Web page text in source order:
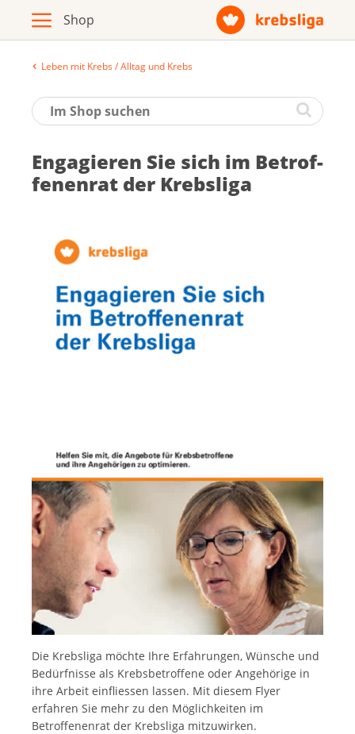
Archiv
Broschüren / Infomaterial
Produkte
Deutsch
Français
Leben mit Krebs / Alltag und Krebs
En­ga­gie­ren Sie sich im Be­trof­
fe­nen­rat der Krebs­li­ga
Die Krebsliga möchte Ihre Erfahrungen, Wünsche und
Bedürfnisse als Krebsbetroffene oder Angehörige in
ihre Arbeit einfliessen lassen. Mit diesem Flyer
erfahren Sie mehr zu den Möglichkeiten im
Betroffenenrat der Krebsliga mitzuwirken.